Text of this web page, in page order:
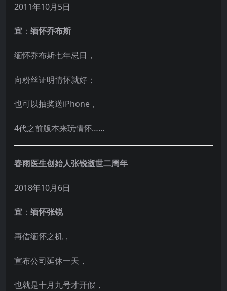
2011年10月5日
宜 ： 缅怀乔布斯
缅怀乔布斯七年忌日，
向粉丝证明情怀就好；
也可以抽奖送iPhone，
4代之前版本来玩情怀……
春雨医生创始人张锐逝世二周年
2018年10月6日
宜 ： 缅怀张锐
再借缅怀之机，
宣布公司延休一天，
也就是十月九号才开假，